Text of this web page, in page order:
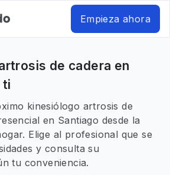
Empieza ahora
de cadera en
ti
kinesiólogo artrosis de
en Santiago desde la
Elige al profesional que se
y consulta su
tu conveniencia.